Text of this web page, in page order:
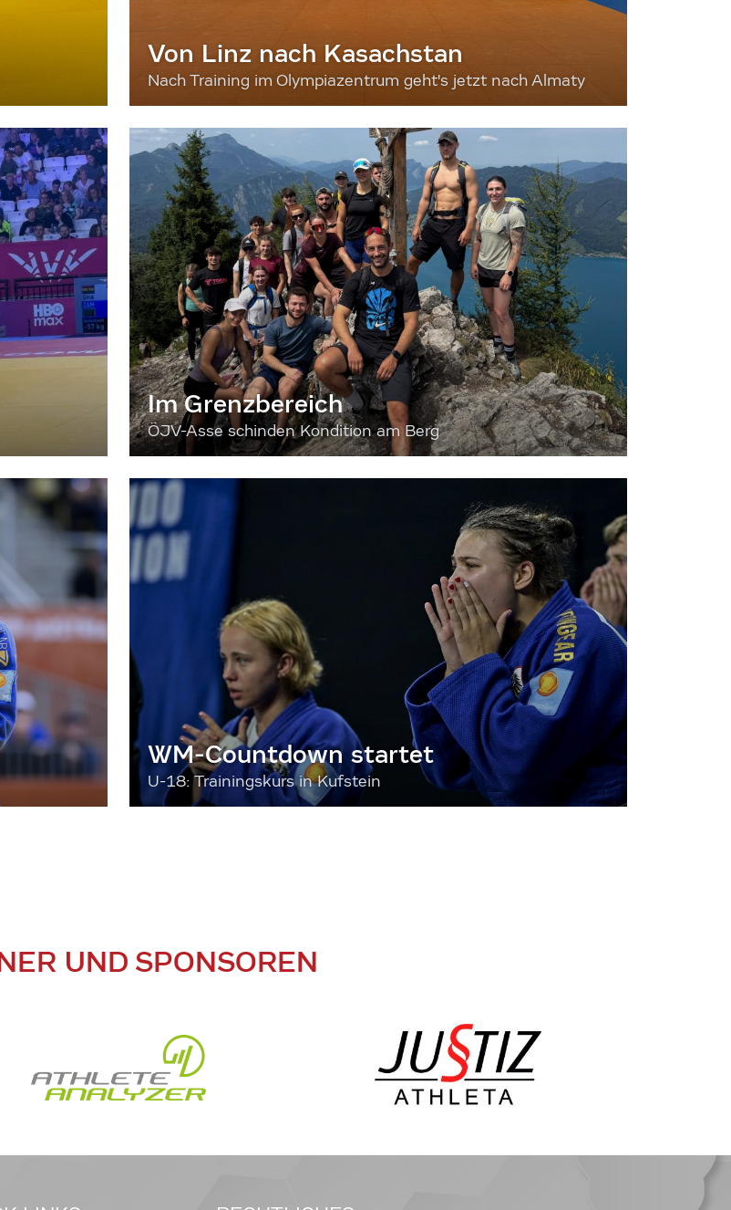
Von Linz nach Kasachstan
Nach Training im Olympiazentrum geht's jetzt nach Almaty
Im Grenzbereich
ÖJV-Asse schinden Kondition am Berg
WM-Countdown startet
U-18: Trainingskurs in Kufstein
UND SPONSOREN